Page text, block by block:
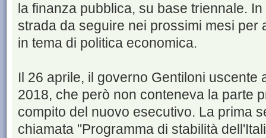
la finanza pubblica, su base triennale.
strada da seguire nei prossimi mesi per
in tema di politica economica.
Il 26 aprile, il governo Gentiloni uscente
2018, che però non conteneva la parte
compito del nuovo esecutivo. La prima
chiamata "Programma di stabilità